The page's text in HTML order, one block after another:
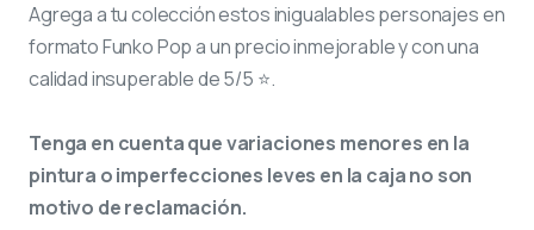
Agrega a tu colección estos inigualables personajes en
formato Funko Pop a un precio inmejorable y con una
calidad insuperable de 5/5 ⭐.
Tenga en cuenta que variaciones menores en la
pintura o imperfecciones leves en la caja no son
motivo de reclamación.